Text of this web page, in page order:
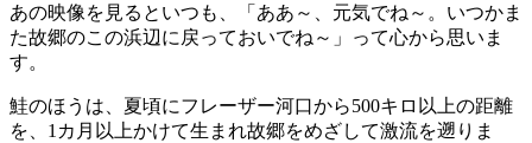
あの映像を見るといつも、「ああ～、元気でね～。いつかま
た故郷のこの浜辺に戻っておいでね～」って心から思いま
す。
鮭のほうは、夏頃にフレーザー河口から500キロ以上の距離
を、1カ月以上かけて生まれ故郷をめざして激流を遡りま